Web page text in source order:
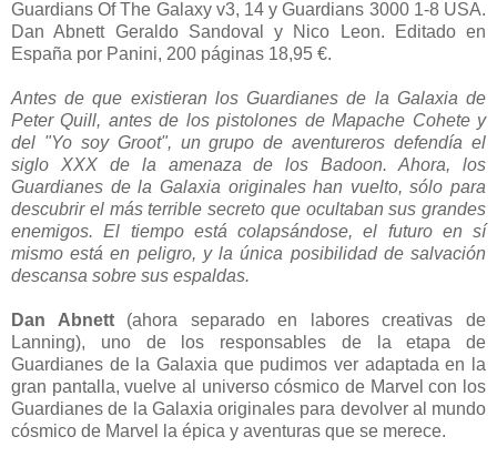
Guardians Of The Galaxy v3, 14 y Guardians 3000 1-8 USA.
Dan Abnett Geraldo Sandoval y Nico Leon. Editado en
España por Panini, 200 páginas 18,95 €.
Antes de que existieran los Guardianes de la Galaxia de
Peter Quill, antes de los pistolones de Mapache Cohete y
del "Yo soy Groot", un grupo de aventureros defendía el
siglo XXX de la amenaza de los Badoon. Ahora, los
Guardianes de la Galaxia originales han vuelto, sólo para
descubrir el más terrible secreto que ocultaban sus grandes
enemigos. El tiempo está colapsándose, el futuro en sí
mismo está en peligro, y la única posibilidad de salvación
descansa sobre sus espaldas.
Dan Abnett (ahora separado en labores creativas de
Lanning), uno de los responsables de la etapa de
Guardianes de la Galaxia que pudimos ver adaptada en la
gran pantalla, vuelve al universo cósmico de Marvel con los
Guardianes de la Galaxia originales para devolver al mundo
cósmico de Marvel la épica y aventuras que se merece.